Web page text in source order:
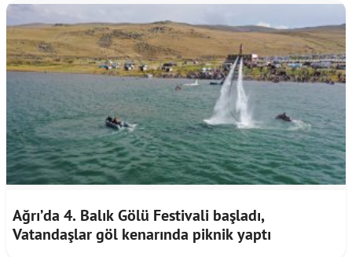
Ağrı’da 4. Balık Gölü Festivali başladı,
Vatandaşlar göl kenarında piknik yaptı